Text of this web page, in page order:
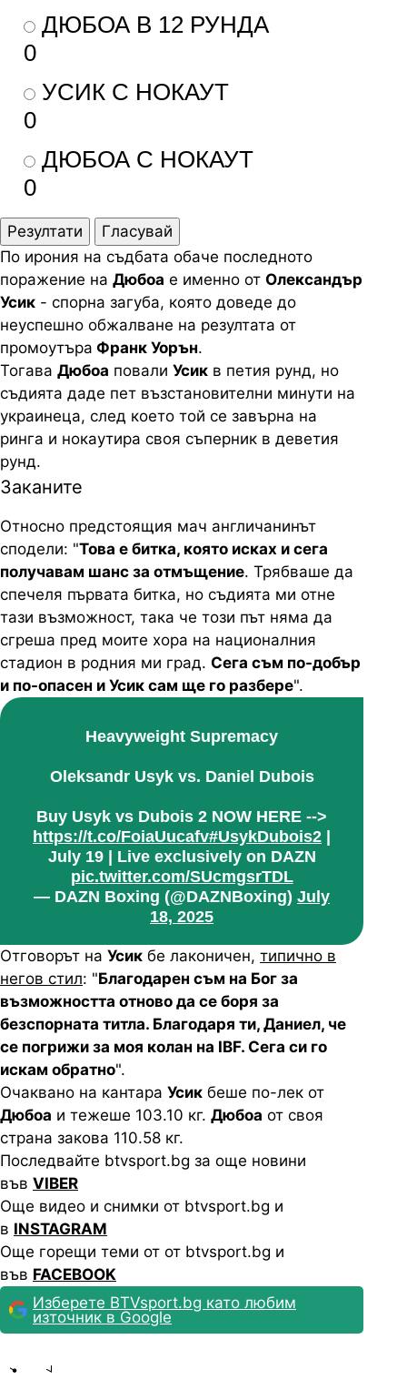
ДЮБОА В 12 РУНДА
0
УСИК С НОКАУТ
0
ДЮБОА С НОКАУТ
0
Резултати
Гласувай
По ирония на съдбата обаче последното
поражение на Дюбоа е именно от Олександър
Усик - спорна загуба, която доведе до
неуспешно обжалване на резултата от
промоутъра Франк Уорън.
Тогава Дюбоа повали Усик в петия рунд, но
съдията даде пет възстановителни минути на
украинеца, след което той се завърна на
ринга и нокаутира своя съперник в деветия
рунд.
Заканите
Относно предстоящия мач англичанинът
сподели: "Това е битка, която исках и сега
получавам шанс за отмъщение. Трябваше да
спечеля първата битка, но съдията ми отне
тази възможност, така че този път няма да
сгреша пред моите хора на националния
стадион в родния ми град. Сега съм по-добър
и по-опасен и Усик сам ще го разбере".
Heavyweight Supremacy
Oleksandr Usyk vs. Daniel Dubois
Buy Usyk vs Dubois 2 NOW HERE -->
https://t.co/FoiaUucafv#UsykDubois2
July 19 | Live exclusively on DAZN
pic.twitter.com/SUcmgsrTDL
— DAZN Boxing (@DAZNBoxing) July
18, 2025
Отговорът на Усик бе лаконичен, типично в
негов стил: "Благодарен съм на Бог за
възможността отново да се боря за
безспорната титла. Благодаря ти, Даниел, че
се погрижи за моя колан на IBF. Сега си го
искам обратно".
Очаквано на кантара Усик беше по-лек от
Дюбоа и тежеше 103.10 кг. Дюбоа от своя
страна закова 110.58 кг.
Последвайте btvsport.bg за още новини
във VIBER
Още видео и снимки от btvsport.bg и
в INSTAGRAM
Още горещи теми от от btvsport.bg и
във FACEBOOK
Изберете BTVsport.bg като любим
източник в Google